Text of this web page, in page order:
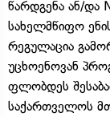
წარდგენა ან/და
სახელმწიფო
რეგულაცია
უცხოენოვან
ფლობდეს
საქართველოს